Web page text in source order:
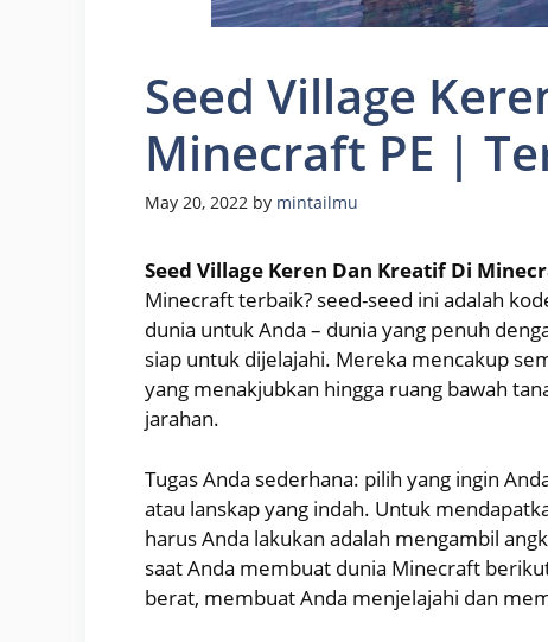
Seed Village
Minecraft PE |
May 20, 2022 by mintailmu
Seed Village Keren Dan Kreatif Di
Minecraft terbaik? seed-seed ini adalah
dunia untuk Anda – dunia yang penuh
siap untuk dijelajahi. Mereka mencakup
yang menakjubkan hingga ruang bawah
jarahan.
Tugas Anda sederhana: pilih yang ingin
atau lanskap yang indah. Untuk
harus Anda lakukan adalah mengambil
saat Anda membuat dunia Minecraft
berat, membuat Anda menjelajahi dan